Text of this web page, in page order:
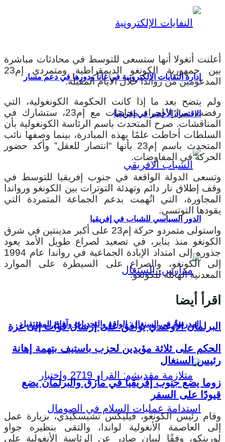
إدارة النفايات الإلكترونية في غانا ودورها في دعم مسار
الاقتصاد الأخضر في إفريقيا
الدور السياسي للشباب في إفريقيا
المدرسة في السنغال: الواقع والتحديات وآفاق المستقبل
أعلنت أنغولا أنها ستسعى للتوسط في محادثات مباشرة
بين جمهورية الكونغو الديمقراطية ومتمردي إم23
المدعومين من رواندا خلال الأيام المقبلة.
ولم يتضح بعد ما إذا كانت الحكومة الكونغولية، التي
رفضت مرارًا إجراء محادثات مع إم23، ستشارك في
المناقشات. صرح المتحدث باسم الرئاسة الكونغولية بأن
السلطات أحاطت علمًا بهذه المبادرة، بينما وصفها نائب
المتحدث باسم إم23 بأنها “انتصار للعقل” وأكد حضور
الحركة في المفاوضات.
وتسعى الدولة الواقعة في جنوب إفريقيا للتوسط في
وقف إطلاق نار دائم وتهدئة التوترات بين الكونغو ورواندا
المجاورة، التي اتُهمت بدعم الجماعة المتمردة التي
يقودها التوتسي.
واستولى متمردو حركة إم23 على أكبر مدينتين في شرق
الكونغو منذ يناير، في تصعيد لصراع طويل الأمد يعود
جذوره إلى امتداد الإبادة الجماعية في رواندا عام 1994
إلى الكونغو، والصراع على السيطرة على الموارد
المعدنية الهائلة للكونغو.
اقرأ أيضا
البرلمان الأوغندي يوافق على إرسال قوات إلى غزة
الحكم على ثلاثة مؤيدين لحزب باستيف بتهمة إهانة
رئيس السنغال
زوما يضع جنوب إفريقيا في مأزق والبرلمان يضع
قيودًا على السفر
وقام رئيس الكونغو، فيليكس تشيسكيدي، بزيارة عمل
إلى العاصمة الأنغولية لواندا، والتقى بنظيره جواو
لورينكو، وفقًا لبيان صادر عن الرئاسة الأنغولية على